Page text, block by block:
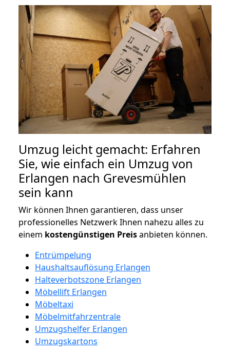
Umzug leicht gemacht: Erfahren
Sie, wie einfach ein Umzug von
Erlangen nach Grevesmühlen
sein kann
Wir können Ihnen garantieren, dass unser
professionelles Netzwerk Ihnen nahezu alles zu
einem kostengünstigen Preisanbieten können.
Entrümpelung
Haushaltsauflösung Erlangen
Halteverbotszone Erlangen
Möbellift Erlangen
Möbeltaxi
Möbelmitfahrzentrale
Umzugshelfer Erlangen
Umzugskartons